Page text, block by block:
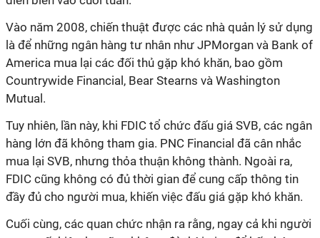
Vào năm 2008, chiến thuật được các nhà quản lý sử dụng
là để những ngân hàng tư nhân như JPMorgan và Bank of
America mua lại các đối thủ gặp khó khăn, bao gồm
Countrywide Financial, Bear Stearns và Washington
Mutual.
Tuy nhiên, lần này, khi FDIC tổ chức đấu giá SVB, các ngân
hàng lớn đã không tham gia. PNC Financial đã cân nhắc
mua lại SVB, nhưng thỏa thuận không thành. Ngoài ra,
FDIC cũng không có đủ thời gian để cung cấp thông tin
đầy đủ cho người mua, khiến việc đấu giá gặp khó khăn.
Cuối cùng, các quan chức nhận ra rằng, ngay cả khi người